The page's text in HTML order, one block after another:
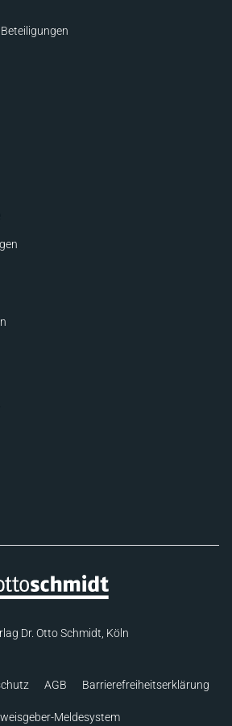
Dr. Otto Schmidt, Köln
AGB Barrierefreiheitserklärung
Meldesystem